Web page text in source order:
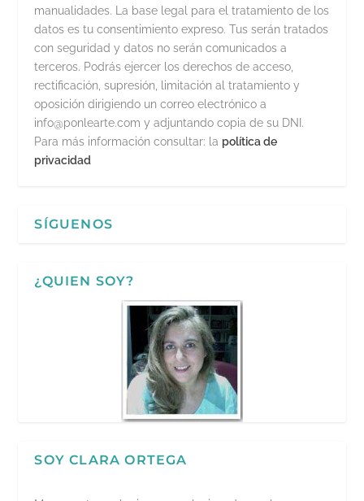
manualidades. La base legal para el tratamiento de los
datos es tu consentimiento expreso. Tus serán tratados
con seguridad y datos no serán comunicados a
terceros. Podrás ejercer los derechos de acceso,
rectificación, supresión, limitación al tratamiento y
oposición dirigiendo un correo electrónico a
info@ponlearte.com y adjuntando copia de su DNI.
Para más información consultar: la política de
privacidad
SÍGUENOS
¿QUIEN SOY?
SOY CLARA ORTEGA